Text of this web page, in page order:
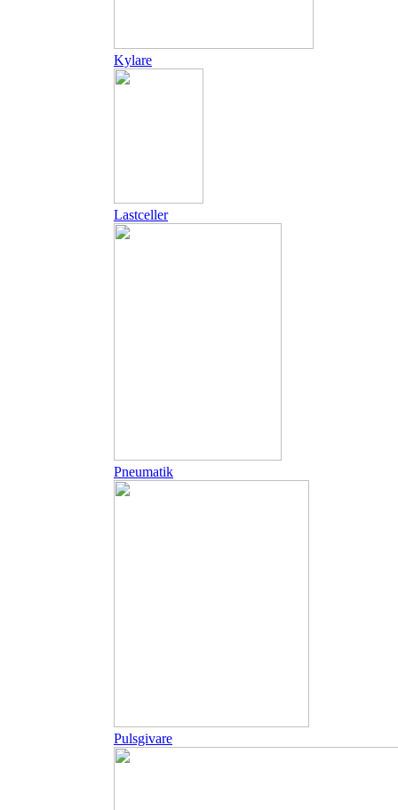
Kylare
Lastceller
Pneumatik
Pulsgivare